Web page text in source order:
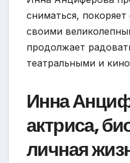
сниматься,
своими
продолжает
театральными и
Инна
актриса,
личная